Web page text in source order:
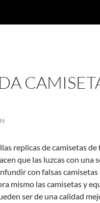
replicas de camisetas
que las luzcas con una
con falsas
mismo las camisetas y
ser de una calidad